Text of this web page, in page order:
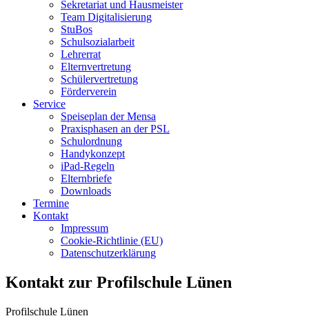
Sekretariat und Hausmeister
Team Digitalisierung
StuBos
Schulsozialarbeit
Lehrerrat
Elternvertretung
Schülervertretung
Förderverein
Service
Speiseplan der Mensa
Praxisphasen an der PSL
Schulordnung
Handykonzept
iPad-Regeln
Elternbriefe
Downloads
Termine
Kontakt
Impressum
Cookie-Richtlinie (EU)
Datenschutzerklärung
Kontakt zur Profilschule Lünen
Profilschule Lünen